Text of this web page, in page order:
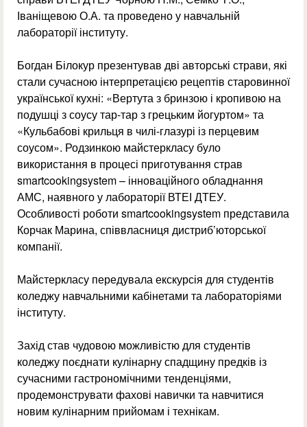
Іваніщевою О.А. та проведено у навчальній
лабораторії інституту.
Богдан Білокур презентував дві авторські страви, які
стали сучасною інтерпретацією рецептів старовинної
української кухні: «Вертута з бринзою і кропивою на
подушці з соусу тар-тар з грецьким йогуртом» та
«Кульбабові крильця в чилі-глазурі із перцевим
соусом». Родзинкою майстеркласу було
використання в процесі приготування страв
smartcookingsystem – інноваційного обладнання
АМС, наявного у лабораторії ВТЕІ ДТЕУ.
Особливості роботи smartcookingsystem представила
Корчак Марина, співвласниця дистриб’юторської
компанії.
Майстеркласу передувала екскурсія для студентів
коледжу навчальними кабінетами та лабораторіями
інституту.
Захід став чудовою можливістю для студентів
коледжу поєднати кулінарну спадщину предків із
сучасними гастрономічними тенденціями,
продемонструвати фахові навички та навчитися
новим кулінарним прийомам і технікам.